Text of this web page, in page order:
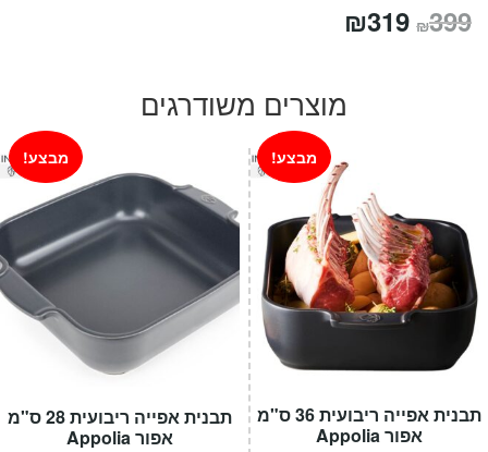
₪399 המחיר
₪319
הוא:
₪319.
מוצרים משודרגים
תבנית אפייה ריבועית 28 ס"מ
אפור Appolia
מבצע!
תבנית אפייה ריבועית 36 ס"מ
אפור Appolia
מבצע!